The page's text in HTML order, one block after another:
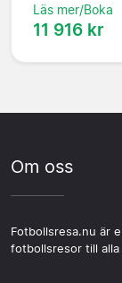
Läs mer/Boka
11 916 kr
Om oss
Fotbollsresa.nu är
fotbollsresor till